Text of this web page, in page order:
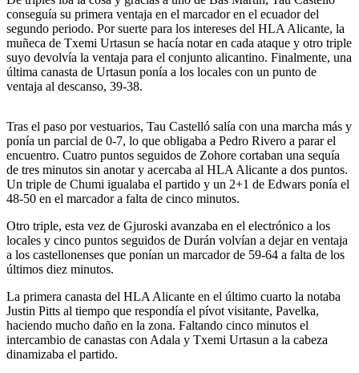
conseguía su primera ventaja en el marcador en el ecuador del
segundo periodo. Por suerte para los intereses del HLA Alicante, la
muñeca de Txemi Urtasun se hacía notar en cada ataque y otro triple
suyo devolvía la ventaja para el conjunto alicantino. Finalmente, una
última canasta de Urtasun ponía a los locales con un punto de
ventaja al descanso, 39-38.
Tras el paso por vestuarios, Tau Castelló salía con una marcha más y
ponía un parcial de 0-7, lo que obligaba a Pedro Rivero a parar el
encuentro. Cuatro puntos seguidos de Zohore cortaban una sequía
de tres minutos sin anotar y acercaba al HLA Alicante a dos puntos.
Un triple de Chumi igualaba el partido y un 2+1 de Edwars ponía el
48-50 en el marcador a falta de cinco minutos.
Otro triple, esta vez de Gjuroski avanzaba en el electrónico a los
locales y cinco puntos seguidos de Durán volvían a dejar en ventaja
a los castellonenses que ponían un marcador de 59-64 a falta de los
últimos diez minutos.
La primera canasta del HLA Alicante en el último cuarto la notaba
Justin Pitts al tiempo que respondía el pívot visitante, Pavelka,
haciendo mucho daño en la zona. Faltando cinco minutos el
intercambio de canastas con Adala y Txemi Urtasun a la cabeza
dinamizaba el partido.